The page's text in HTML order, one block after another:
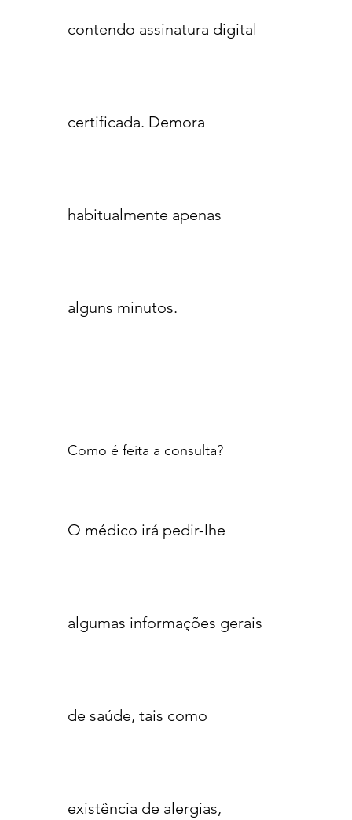
contendo assinatura digital
certificada. Demora
habitualmente apenas
alguns minutos.
Como é feita a consulta?
O médico irá pedir-lhe
algumas informações gerais
de saúde, tais como
existência de alergias,